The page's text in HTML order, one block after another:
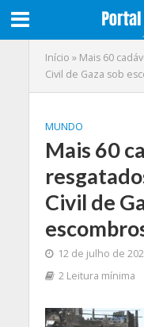
Início » Mais 60
Civil de Gaza sob
MUNDO
Mais 60
Civil de
12 de julho de
2 Leitura mínima